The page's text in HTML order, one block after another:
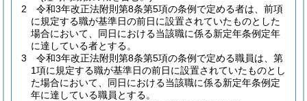
2
令和3年改正法附則第8条第5項の条例で定める者は、前項
に規定する職が基準日の前日に設置されていたものとした
場合において、同日における当該職に係る新定年条例定年
に達している者とする。
3
令和3年改正法附則第8条第5項の条例で定める職員は、第
1項に規定する職が基準日の前日に設置されていたものとし
た場合において、同日における当該職に係る新定年条例定
年に達している職員とする。